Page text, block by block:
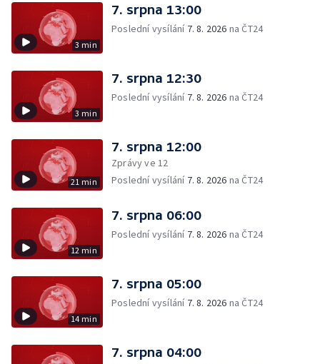
3 min
7. srpna 13:00
Poslední vysílání 7. 8. 2026 na ČT24
3 min
7. srpna 12:30
Poslední vysílání 7. 8. 2026 na ČT24
21 min
7. srpna 12:00
Zprávy ve 12
Poslední vysílání 7. 8. 2026 na ČT24
12 min
7. srpna 06:00
Poslední vysílání 7. 8. 2026 na ČT24
14 min
7. srpna 05:00
Poslední vysílání 7. 8. 2026 na ČT24
7. srpna 04:00